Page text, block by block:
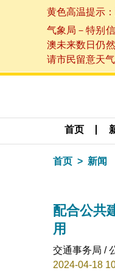
黄色高温提示
气象局－特别
澳未来数日仍
请市民留意天
首页
首页 新闻
配合公共
用
交通事务局 /
2024-04-18